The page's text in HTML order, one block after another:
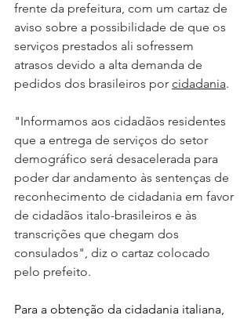
frente da prefeitura, com um cartaz de
aviso sobre a possibilidade de que os
serviços prestados ali sofressem
atrasos devido a alta demanda de
pedidos dos brasileiros por cidadania.
"Informamos aos cidadãos residentes
que a entrega de serviços do setor
demográfico será desacelerada para
poder dar andamento às sentenças de
reconhecimento de cidadania em favor
de cidadãos italo-brasileiros e às
transcrições que chegam dos
consulados", diz o cartaz colocado
pelo prefeito.
Para a obtenção da cidadania italiana,